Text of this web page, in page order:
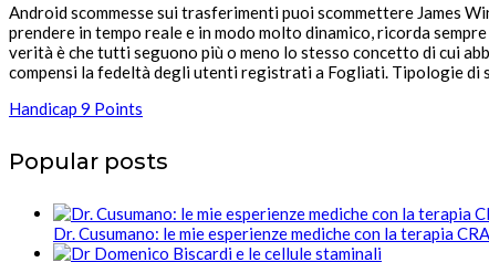
Android scommesse sui trasferimenti puoi scommettere James
prendere in tempo reale e in modo molto dinamico, ricorda
verità è che tutti seguono più o meno lo stesso concetto di cui
compensi la fedeltà degli utenti registrati a Fogliati. Tipologie di
Handicap 9 Points
Popular posts
Dr. Cusumano: le mie esperienze mediche con la terapia